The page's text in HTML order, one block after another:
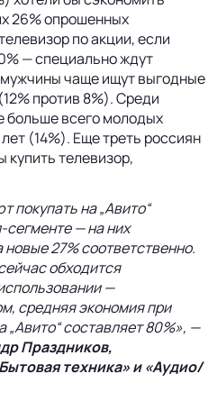
26% опрошенных
по акции, если
— специально ждут
чаще ищут выгодные
против 8%). Среди
больше всего молодых
(14%). Еще треть россиян
купить телевизор,
покупать на „Авито“
сегменте— на них
27% соответственно.
обходится
—
средняя экономия при
„Авито“ составляет 80%», —
Праздников,
техника» и «Аудио/